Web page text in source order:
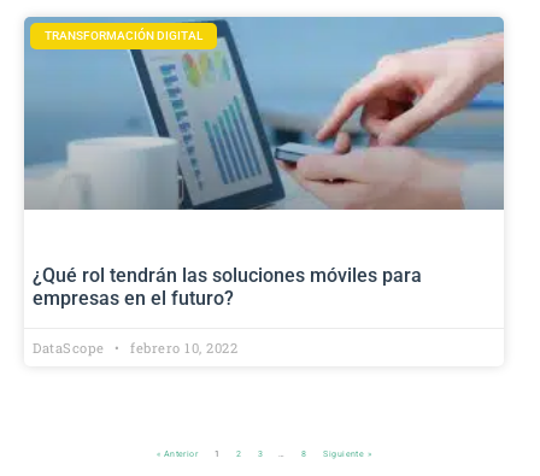
TRANSFORMACIÓN DIGITAL
¿Qué rol tendrán las soluciones móviles para
empresas en el futuro?
DataScope febrero 10, 2022
« Anterior 1 2 3 … 8 Siguiente »